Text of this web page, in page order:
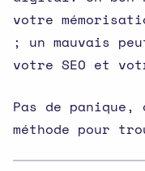
votre
; un mauvais
votre SEO et
Pas de panique,
méthode pour